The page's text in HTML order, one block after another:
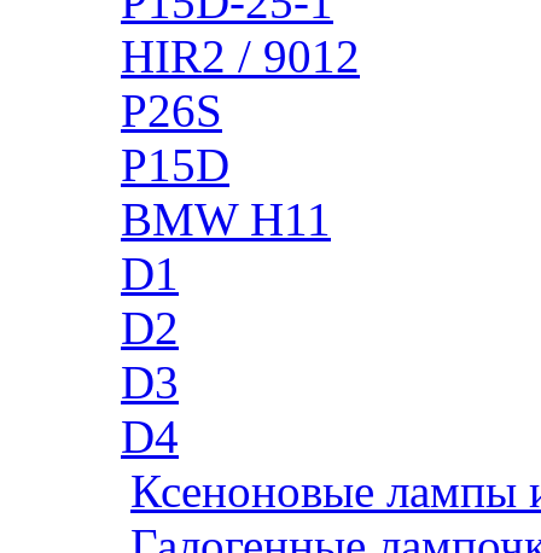
HIR2 / 9012
P26S
P15D
BMW H11
D1
D2
D3
D4
Ксеноновые лампы